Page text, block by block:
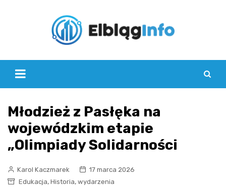
Młodzież z Pasłęka na
wojewódzkim etapie
„Olimpiady Solidarności
Karol Kaczmarek
17 marca 2026
Edukacja, Historia, wydarzenia